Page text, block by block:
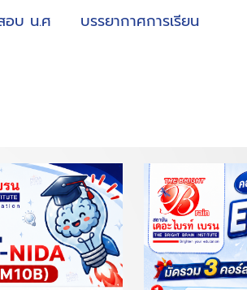
อบ น.ศ
บรรยากาศการเรียน